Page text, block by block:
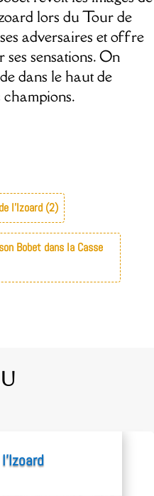
lors du Tour de
adversaires et offre
sensations. On
dans le haut de
champions.
l'Izoard (2)
Bobet dans la Casse